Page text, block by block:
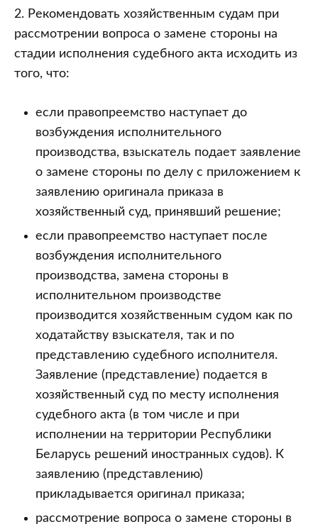
2. Рекомендовать хозяйственным судам при
рассмотрении вопроса о замене стороны на
стадии исполнения судебного акта исходить из
того, что:
если правопреемство наступает до
возбуждения исполнительного
производства, взыскатель подает заявление
о замене стороны по делу с приложением к
заявлению оригинала приказа в
хозяйственный суд, принявший решение;
если правопреемство наступает после
возбуждения исполнительного
производства, замена стороны в
исполнительном производстве
производится хозяйственным судом как по
ходатайству взыскателя, так и по
представлению судебного исполнителя.
Заявление (представление) подается в
хозяйственный суд по месту исполнения
судебного акта (в том числе и при
исполнении на территории Республики
Беларусь решений иностранных судов). К
заявлению (представлению)
прикладывается оригинал приказа;
рассмотрение вопроса о замене стороны в